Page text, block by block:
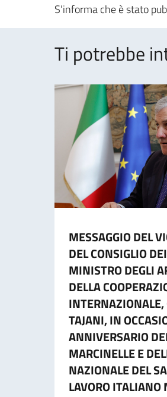
S’informa che è stato
Ti potrebbe
MESSAGGIO DEL
DEL CONSIGLIO
MINISTRO DEGLI
DELLA
TAJANI, IN
ANNIVERSARIO
MARCINELLE E
NAZIONALE DEL
LAVORO ITALIANO